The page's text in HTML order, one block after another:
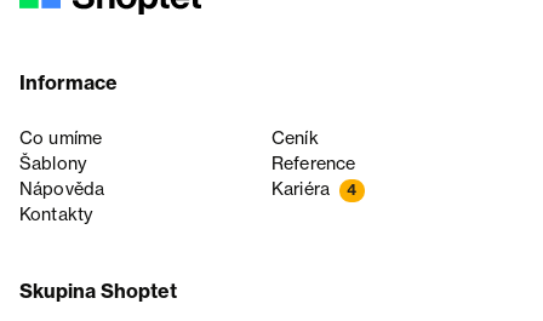
Informace
Co umíme
Ceník
Šablony
Reference
Nápověda
Kariéra 4
Kontakty
Skupina Shoptet